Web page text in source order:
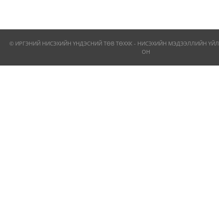
© ИРГЭНИЙ НИСЭХИЙН ҮНДЭСНИЙ ТӨВ ТӨХХК - НИСЭХИЙН МЭДЭЭЛЛИЙН
ОН